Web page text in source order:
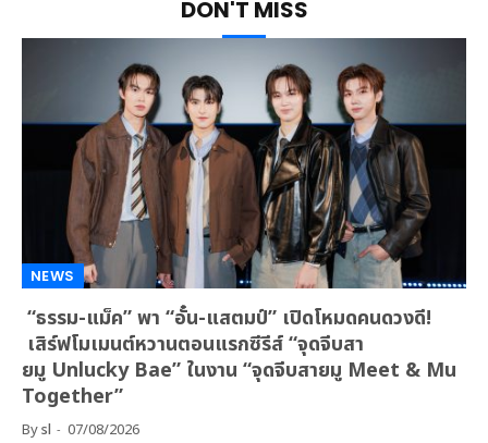
DON'T MISS
NEWS
“ธรรม-แม็ค” พา “อั๋น-แสตมป์” เปิดโหมดคนดวงดี!
เสิร์ฟโมเมนต์หวานตอนแรกซีรีส์ “จุดจีบสา
ยมู Unlucky Bae” ในงาน “จุดจีบสายมู Meet & Mu
Together”
Bysl 07/08/2026